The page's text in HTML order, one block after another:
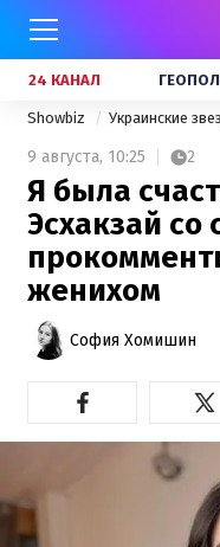
24 КАНАЛ
Showbiz Украинские
9 августа, 10:25 2
Я была
Эсхакзай со
женихом
София Хомишин